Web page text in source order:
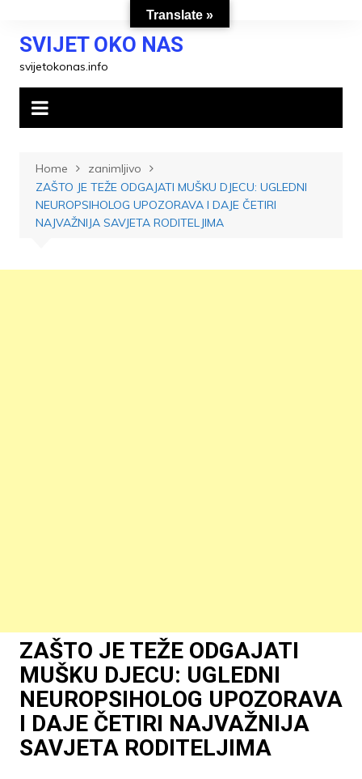
contentSVIJET OKO NAS
svijetokonas.info
Home
zanimljivo
ZAŠTO JE TEŽE ODGAJATI MUŠKU DJECU: UGLEDNI
NEUROPSIHOLOG UPOZORAVA I DAJE ČETIRI
NAJVAŽNIJA SAVJETA RODITELJIMA
ZAŠTO JE TEŽE ODGAJATI
MUŠKU DJECU: UGLEDNI
NEUROPSIHOLOG UPOZORAVA
I DAJE ČETIRI NAJVAŽNIJA
SAVJETA RODITELJIMA
Translate »